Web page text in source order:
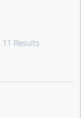
11 Results